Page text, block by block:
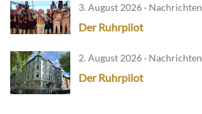
3. August 2026 · Nachrichten
Der Ruhrpilot
2. August 2026 · Nachrichten
Der Ruhrpilot